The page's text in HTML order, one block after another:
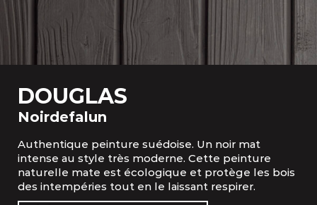
DOUGLAS
Noirdefalun
Authentique peinture suédoise. Un noir mat
intense au style très moderne. Cette peinture
naturelle mate est écologique et protège les bois
des intempéries tout en le laissant respirer.